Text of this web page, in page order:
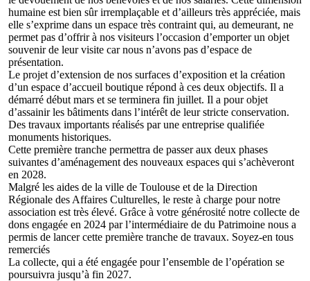
humaine est bien sûr irremplaçable et d’ailleurs très appréciée, mais
elle s’exprime dans un espace très contraint qui, au demeurant, ne
permet pas d’offrir à nos visiteurs l’occasion d’emporter un objet
souvenir de leur visite car nous n’avons pas d’espace de
présentation.
Le projet d’extension de nos surfaces d’exposition et la création
d’un espace d’accueil boutique répond à ces deux objectifs. Il a
démarré début mars et se terminera fin juillet. Il a pour objet
d’assainir les bâtiments dans l’intérêt de leur stricte conservation.
Des travaux importants réalisés par une entreprise qualifiée
monuments historiques.
Cette première tranche permettra de passer aux deux phases
suivantes d’aménagement des nouveaux espaces qui s’achèveront
en 2028.
Malgré les aides de la ville de Toulouse et de la Direction
Régionale des Affaires Culturelles, le reste à charge pour notre
association est très élevé. Grâce à votre générosité notre collecte de
dons engagée en 2024 par l’intermédiaire de du Patrimoine nous a
permis de lancer cette première tranche de travaux. Soyez-en tous
remerciés
La collecte, qui a été engagée pour l’ensemble de l’opération se
poursuivra jusqu’à fin 2027.